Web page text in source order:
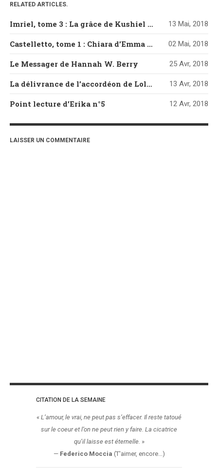
RELATED ARTICLES.
Imriel, tome 3 : La grâce de Kushiel de Jacqueline Carey 13 Mai, 2018
Castelletto, tome 1 : Chiara d’Emma Mars 02 Mai, 2018
Le Messager de Hannah W. Berry 25 Avr, 2018
La délivrance de l’accordéon de Loli Artésia 13 Avr, 2018
Point lecture d’Erika n°5 12 Avr, 2018
LAISSER UN COMMENTAIRE
CITATION DE LA SEMAINE
« L’amour, le vrai, ne peut pas s’effacer. Il reste tatoué
sur le coeur et l’on ne peut rien y faire. La cicatrice
qu’il laisse est éternelle. »
— Federico Moccia (T'aimer, encore...)